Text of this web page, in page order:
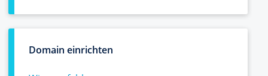
Domain einrichten